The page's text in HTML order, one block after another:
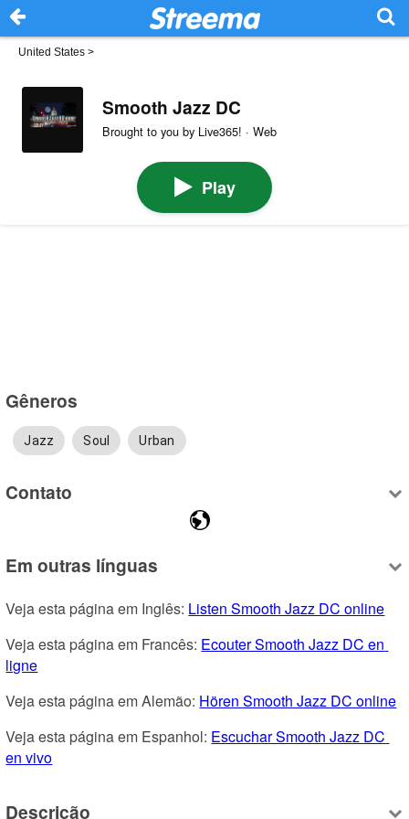
United States >
Smooth Jazz DC
Brought to you by Live365! · Web
Play
Gêneros
Jazz Soul Urban
Contato
Em outras línguas
Veja esta página em Inglês: Listen Smooth Jazz DC online
Veja esta página em Francês: Ecouter Smooth Jazz DC en
ligne
Veja esta página em Alemão: Hören Smooth Jazz DC online
Veja esta página em Espanhol: Escuchar Smooth Jazz DC
en vivo
Descrição